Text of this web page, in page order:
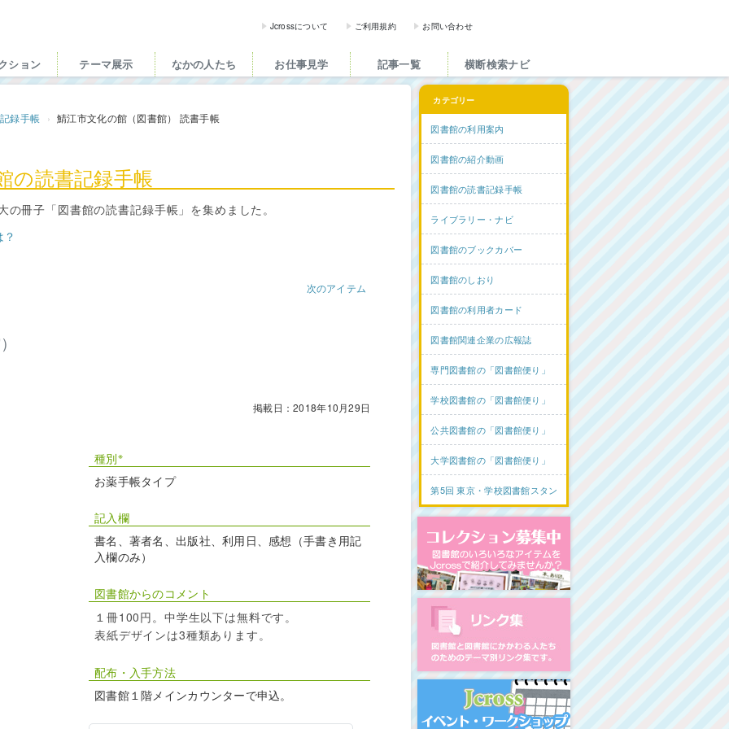
（ジェイクロス）| 図書館と図書館にかかわる人た
Jcrossについて ご利用規約 お問い合わせ
ション テーマ展示 なかの人たち お仕事見学 記事一覧 横断検索ナビ
録手帳 鯖江市文化の館（図書館） 読書手帳
の読書記録手帳
冊子「図書館の読書記録手帳」を集めました。
次のアイテム
掲載日：2018年10月29日
種別※
お薬手帳タイプ
記入欄
書名、著者名、出版社、利用日、感想（手書き用記
入欄のみ）
図書館からのコメント
１冊100円。中学生以下は無料です。
表紙デザインは3種類あります。
配布・入手方法
図書館１階メインカウンターで申込。
カテゴリー
図書館の利用案内
図書館の紹介動画
図書館の読書記録手帳
ライブラリー・ナビ
図書館のブックカバー
図書館のしおり
図書館の利用者カード
図書館関連企業の広報誌
専門図書館の「図書館便り」
学校図書館の「図書館便り」
公共図書館の「図書館便り」
大学図書館の「図書館便り」
第5回 東京・学校図書館スタンプラリー
コレクション募集中
図書館リンク集
イベント・ワークショップ開